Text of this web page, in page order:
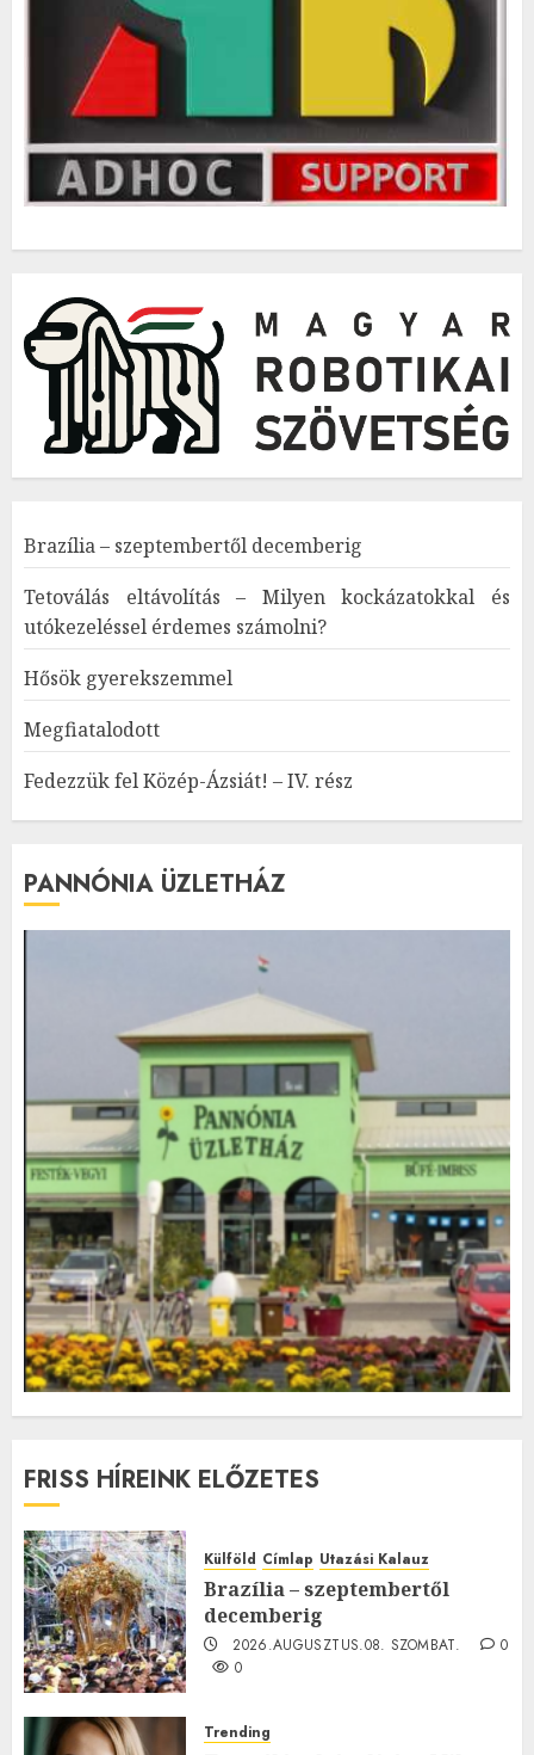
Brazília – szeptembertől decemberig
Tetoválás eltávolítás – Milyen kockázatokkal és
utókezeléssel érdemes számolni?
Hősök gyerekszemmel
Megfiatalodott
Fedezzük fel Közép-Ázsiát! – IV. rész
PANNÓNIA ÜZLETHÁZ
FRISS HÍREINK ELŐZETES
Külföld Címlap Utazási Kalauz
Brazília – szeptembertől
decemberig
2026.AUGUSZTUS.08. SZOMBAT.
0
0
Trending